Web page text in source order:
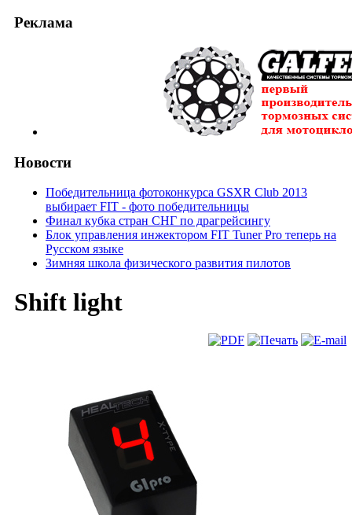
Реклама
Новости
Победительница фотоконкурса GSXR Club 2013
выбирает FIT - фото победительницы
Финал кубка стран СНГ по драгрейсингу
Блок управления инжектором FIT Tuner Pro теперь на
Русском языке
Зимняя школа физического развития пилотов
Shift light